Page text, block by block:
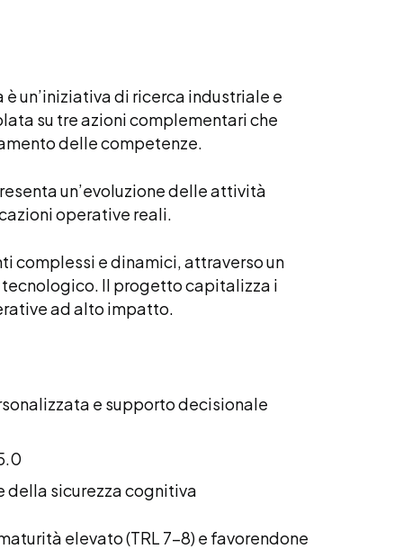
un’iniziativa di ricerca industriale e
su tre azioni complementari che
delle competenze.
un’evoluzione delle attività
operative reali.
complessi e dinamici, attraverso un
Il progetto capitalizza i
ad alto impatto.
e supporto decisionale
della sicurezza cognitiva
elevato (TRL 7–8) e favorendone